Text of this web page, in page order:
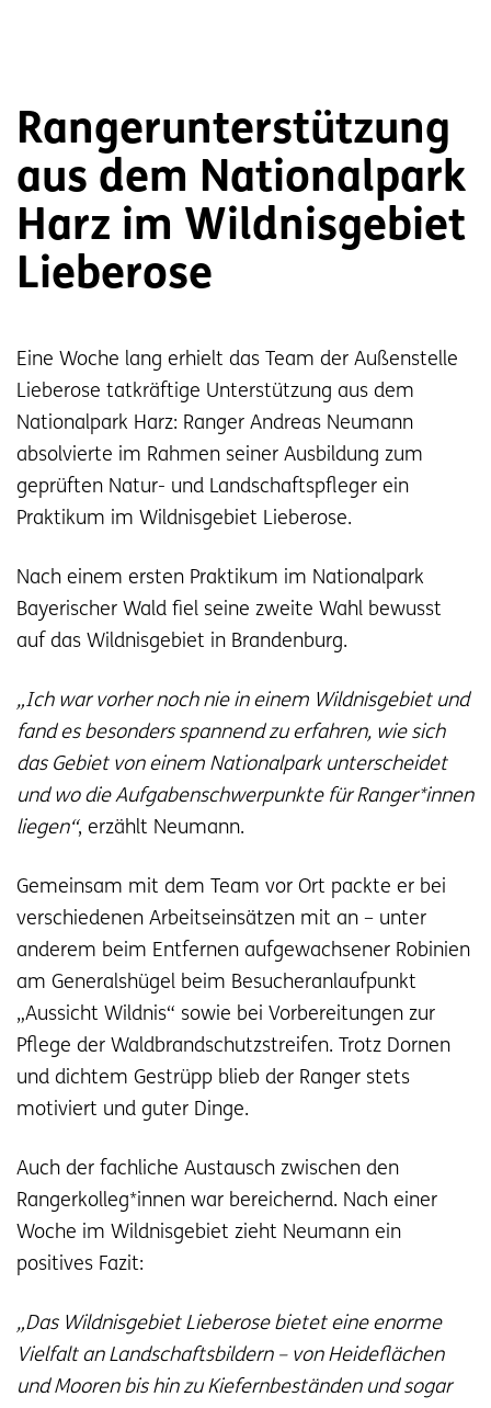
Rangerunterstützung
aus dem Nationalpark
Harz im Wildnisgebiet
Lieberose
Eine Woche lang erhielt das Team der Außenstelle
Lieberose tatkräftige Unterstützung aus dem
Nationalpark Harz: Ranger Andreas Neumann
absolvierte im Rahmen seiner Ausbildung zum
geprüften Natur- und Landschaftspfleger ein
Praktikum im Wildnisgebiet Lieberose.
Nach einem ersten Praktikum im Nationalpark
Bayerischer Wald fiel seine zweite Wahl bewusst
auf das Wildnisgebiet in Brandenburg.
„Ich war vorher noch nie in einem Wildnisgebiet und
fand es besonders spannend zu erfahren, wie sich
das Gebiet von einem Nationalpark unterscheidet
und wo die Aufgabenschwerpunkte für Ranger*innen
liegen“, erzählt Neumann.
Gemeinsam mit dem Team vor Ort packte er bei
verschiedenen Arbeitseinsätzen mit an – unter
anderem beim Entfernen aufgewachsener Robinien
am Generalshügel beim Besucheranlaufpunkt
„Aussicht Wildnis“ sowie bei Vorbereitungen zur
Pflege der Waldbrandschutzstreifen. Trotz Dornen
und dichtem Gestrüpp blieb der Ranger stets
motiviert und guter Dinge.
Auch der fachliche Austausch zwischen den
Rangerkolleg*innen war bereichernd. Nach einer
Woche im Wildnisgebiet zieht Neumann ein
positives Fazit:
„Das Wildnisgebiet Lieberose bietet eine enorme
Vielfalt an Landschaftsbildern – von Heideflächen
und Mooren bis hin zu Kiefernbeständen und sogar